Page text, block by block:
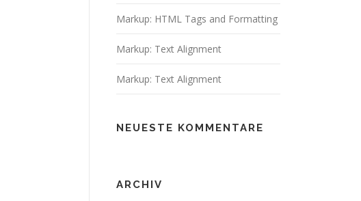
Markup: HTML Tags and Formatting
Markup: Text Alignment
Markup: Text Alignment
NEUESTE KOMMENTARE
ARCHIV